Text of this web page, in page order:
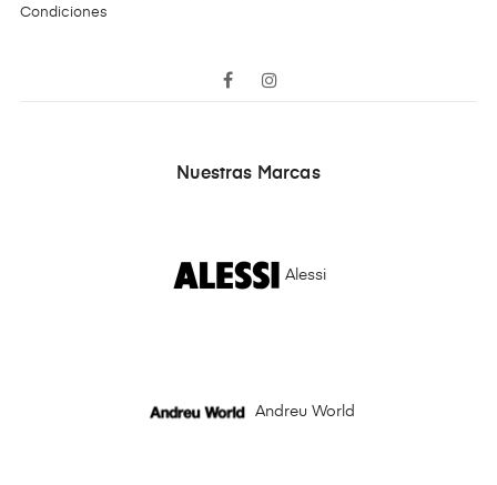
Condiciones
Facebook
Nuestras Marcas
Alessi
Andreu World